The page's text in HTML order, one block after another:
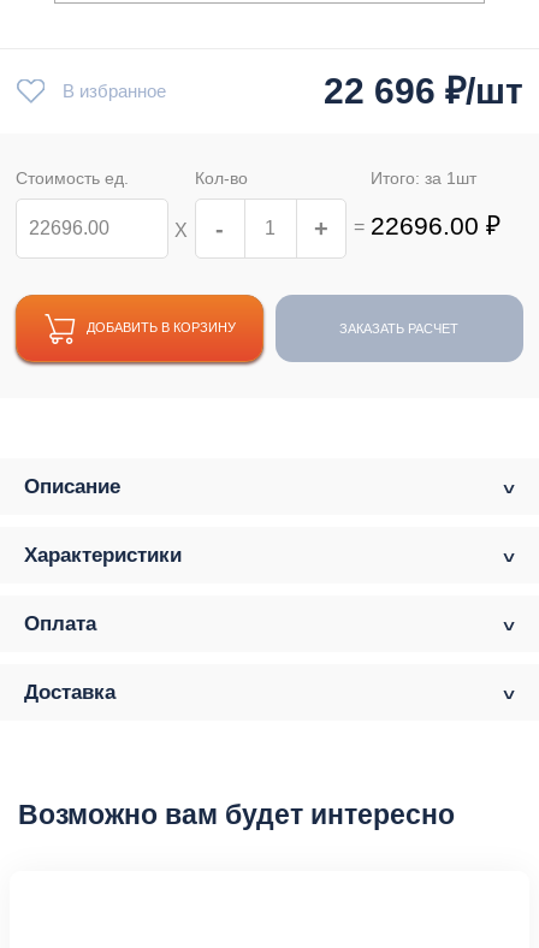
В избранное 22 696 ₽/шт
Стоимость ед.
Х
Кол-во
- + =
Итого: за 1 шт
22696.00 ₽
ДОБАВИТЬ В КОРЗИНУ ЗАКАЗАТЬ РАСЧЕТ
Описание
Характеристики
Оплата
Доставка
Возможно вам будет интересно